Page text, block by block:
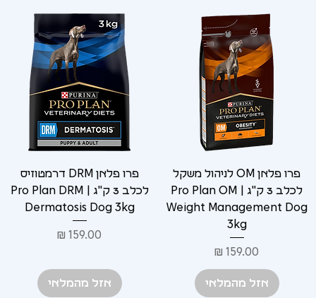
פרו פלאן OM לניהול משקל
לכלב 3 ק"ג | Pro Plan OM
Weight Management Dog
3kg
מחיר
אזל מהמלאי
פרו פלאן DRM דרמטוזיס
לכלב 3 ק"ג | Pro Plan DRM
Dermatosis Dog 3kg
מחיר
אזל מהמלאי